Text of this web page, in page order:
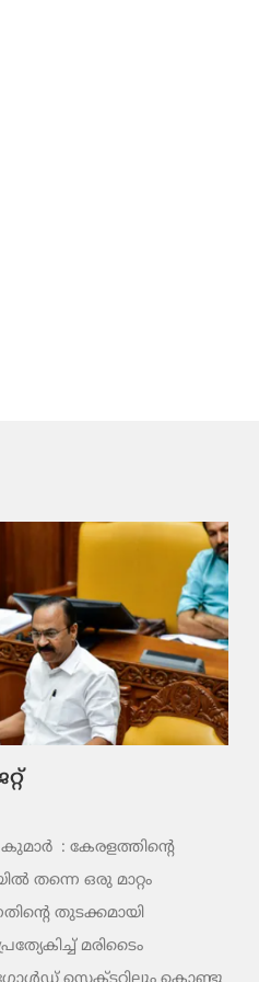
: കേരളത്തിന്റെ
തന്നെ ഒരു മാറ്റം
തുടക്കമായി
മരിടൈം